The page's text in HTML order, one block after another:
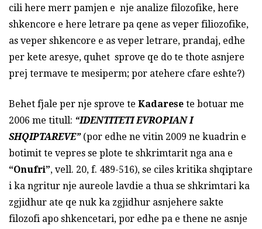
cili here merr pamjen e nje analize filozofike, here
shkencore e here letrare pa qene as veper filiozofike,
as veper shkencore e as veper letrare, prandaj, edhe
per kete aresye, quhet sprove qe do te thote asnjere
prej termave te mesiperm; por atehere cfare eshte?)
Behet fjale per nje sprove te Kadarese te botuar me
2006 me titull: “IDENTITETI EVROPIAN I
SHQIPTAREVE”(por edhe ne vitin 2009 ne kuadrin e
botimit te vepres se plote te shkrimtarit nga ana e
“Onufri”, vell. 20, f. 489-516), se ciles kritika shqiptare
i ka ngritur nje aureole lavdie a thua se shkrimtari ka
zgjidhur ate qe nuk ka zgjidhur asnjehere sakte
filozofi apo shkencetari, por edhe pa e thene ne asnje